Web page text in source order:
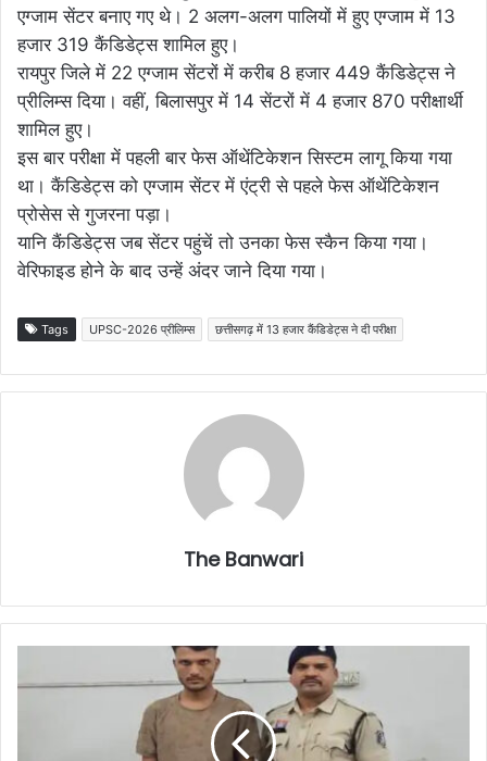
एग्जाम सेंटर बनाए गए थे। 2 अलग-अलग पालियों में हुए एग्जाम में 13
हजार 319 कैंडिडेट्स शामिल हुए।
रायपुर जिले में 22 एग्जाम सेंटरों में करीब 8 हजार 449 कैंडिडेट्स ने
प्रीलिम्स दिया। वहीं, बिलासपुर में 14 सेंटरों में 4 हजार 870 परीक्षार्थी
शामिल हुए।
इस बार परीक्षा में पहली बार फेस ऑथेंटिकेशन सिस्टम लागू किया गया
था। कैंडिडेट्स को एग्जाम सेंटर में एंट्री से पहले फेस ऑथेंटिकेशन
प्रोसेस से गुजरना पड़ा।
यानि कैंडिडेट्स जब सेंटर पहुंचें तो उनका फेस स्कैन किया गया।
वेरिफाइड होने के बाद उन्हें अंदर जाने दिया गया।
Tags UPSC-2026 प्रीलिम्स छत्तीसगढ़ में 13 हजार कैंडिडेट्स ने दी परीक्षा
The Banwari